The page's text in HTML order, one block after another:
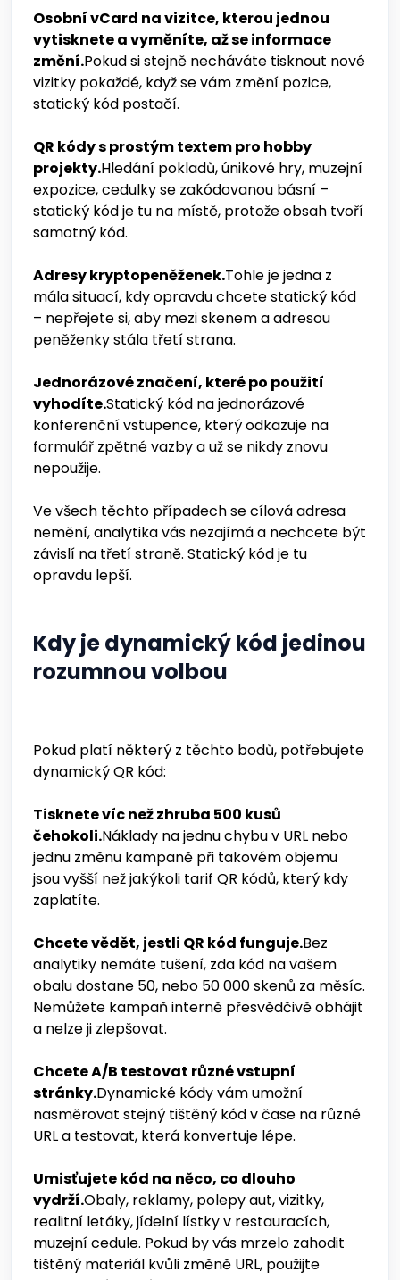
Osobní vCard na vizitce, kterou jednou
vytisknete a vyměníte, až se informace
změní.Pokud si stejně necháváte tisknout nové
vizitky pokaždé, když se vám změní pozice,
statický kód postačí.
QR kódy s prostým textem pro hobby
projekty.Hledání pokladů, únikové hry, muzejní
expozice, cedulky se zakódovanou básní –
statický kód je tu na místě, protože obsah tvoří
samotný kód.
Adresy kryptopeněženek.Tohle je jedna z
mála situací, kdy opravdu chcete statický kód
– nepřejete si, aby mezi skenem a adresou
peněženky stála třetí strana.
Jednorázové značení, které po použití
vyhodíte.Statický kód na jednorázové
konferenční vstupence, který odkazuje na
formulář zpětné vazby a už se nikdy znovu
nepoužije.
Ve všech těchto případech se cílová adresa
nemění, analytika vás nezajímá a nechcete být
závislí na třetí straně. Statický kód je tu
opravdu lepší.
Kdy je dynamický kód jedinou
rozumnou volbou
Pokud platí některý z těchto bodů, potřebujete
dynamický QR kód:
Tisknete víc než zhruba 500 kusů
čehokoli.Náklady na jednu chybu v URL nebo
jednu změnu kampaně při takovém objemu
jsou vyšší než jakýkoli tarif QR kódů, který kdy
zaplatíte.
Chcete vědět, jestli QR kód funguje.Bez
analytiky nemáte tušení, zda kód na vašem
obalu dostane 50, nebo 50 000 skenů za měsíc.
Nemůžete kampaň interně přesvědčivě obhájit
a nelze ji zlepšovat.
Chcete A/B testovat různé vstupní
stránky.Dynamické kódy vám umožní
nasměrovat stejný tištěný kód v čase na různé
URL a testovat, která konvertuje lépe.
Umisťujete kód na něco, co dlouho
vydrží.Obaly, reklamy, polepy aut, vizitky,
realitní letáky, jídelní lístky v restauracích,
muzejní cedule. Pokud by vás mrzelo zahodit
tištěný materiál kvůli změně URL, použijte